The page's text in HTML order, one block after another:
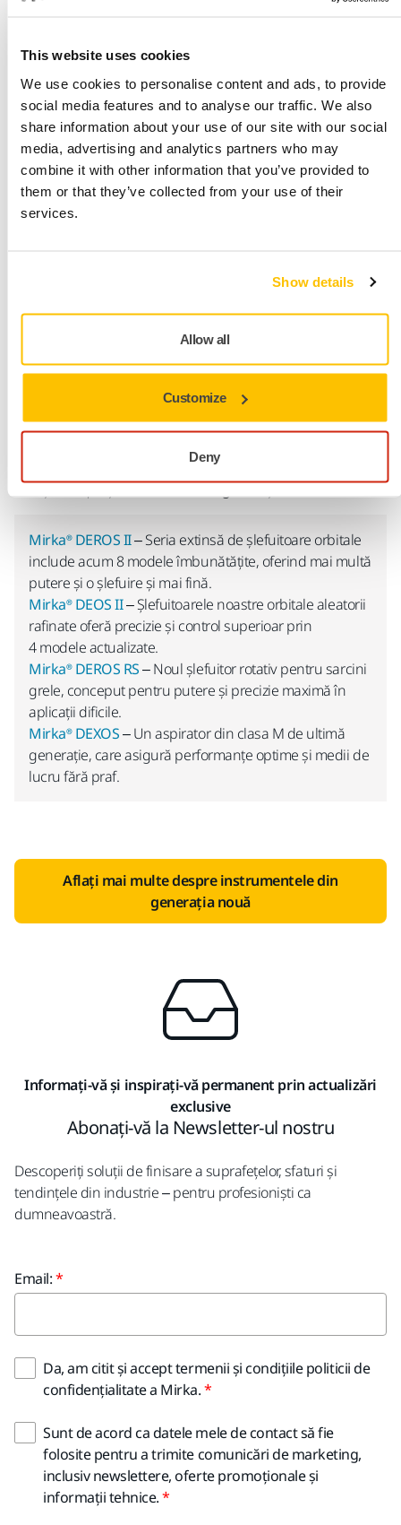
This website uses cookies
We use cookies to personalise content and ads, to provide
social media features and to analyse our traffic. We also
share information about your use of our site with our social
media, advertising and analytics partners who may
combine it with other information that you’ve provided to
them or that they’ve collected from your use of their
services.
Show details
Allow all
Customize
Deny
Redefinirea inovației în finisarea suprafețelor
Vă prezentăm următoarea generație de scule
electrice Mirka®
Sculele electrice premiate Mirka® au intrat într-o nouă eră.
performanță îmbunătățită și design orientat spre utilizator.
Faceți cunoștință cu vedetele noii generații.
Mirka® DEROS II– Seria extinsă de șlefuitoare orbitale
include acum 8 modele îmbunătățite, oferind mai multă
putere și o șlefuire și mai fină.
Mirka® DEOS II– Șlefuitoarele noastre orbitale aleatorii
rafinate oferă precizie și control superioar prin
4 modele actualizate.
Mirka® DEROS RS– Noul șlefuitor rotativ pentru sarcini
grele, conceput pentru putere și precizie maximă în
aplicații dificile.
Mirka® DEXOS– Un aspirator din clasa M de ultimă
generație, care asigură performanțe optime și medii de
lucru fără praf.
Aflați mai multe despre instrumentele din
generația nouă
Informați-vă și inspirați-vă permanent prin actualizări
exclusive
Abonați-vă la Newsletter-ul nostru
Descoperiți soluții de finisare a suprafețelor, sfaturi și
tendințele din industrie – pentru profesioniști ca
dumneavoastră.
Email:
Da, am citit și accept termenii și condițiile politicii de
confidențialitate a Mirka.
Sunt de acord ca datele mele de contact să fie
folosite pentru a trimite comunicări de marketing,
inclusiv newslettere, oferte promoționale și
informații tehnice.